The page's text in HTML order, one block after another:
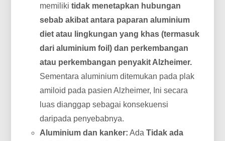
memilikitidak menetapkan hubungan
sebab akibat antara paparan aluminium
diet atau lingkungan yang khas (termasuk
dari aluminium foil) dan perkembangan
atau perkembangan penyakit Alzheimer.
Sementara aluminium ditemukan pada plak
amiloid pada pasien Alzheimer, Ini secara
luas dianggap sebagai konsekuensi
daripada penyebabnya.
Aluminium dan kanker: AdaTidak ada